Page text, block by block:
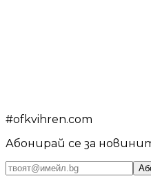
#ofkvihren.com
Абонирай се за